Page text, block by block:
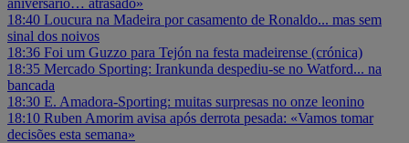
18:40 Loucura na Madeira por casamento de Ronaldo... mas sem
sinal dos noivos
18:36 Foi um Guzzo para Tejón na festa madeirense (crónica)
18:35 Mercado Sporting: Irankunda despediu-se no Watford... na
bancada
18:30 E. Amadora-Sporting: muitas surpresas no onze leonino
18:10 Ruben Amorim avisa após derrota pesada: «Vamos tomar
decisões esta semana»